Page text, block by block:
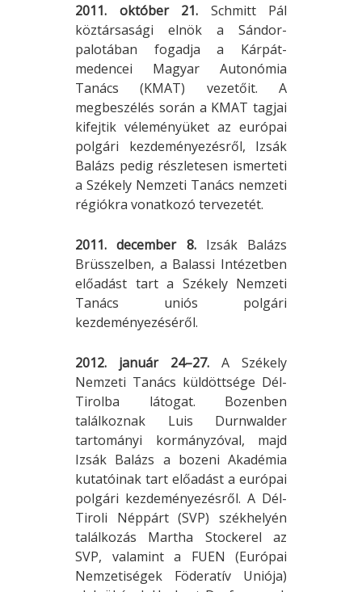
2011. október 21. Schmitt Pál
köztársasági elnök a Sándor-
palotában fogadja a Kárpát-
medencei Magyar Autonómia
Tanács (KMAT) vezetőit. A
megbeszélés során a KMAT tagjai
kifejtik véleményüket az európai
polgári kezdeményezésről, Izsák
Balázs pedig részletesen ismerteti
a Székely Nemzeti Tanács nemzeti
régiókra vonatkozó tervezetét.
2011. december 8. Izsák Balázs
Brüsszelben, a Balassi Intézetben
előadást tart a Székely Nemzeti
Tanács uniós polgári
kezdeményezéséről.
2012. január 24–27. A Székely
Nemzeti Tanács küldöttsége Dél-
Tirolba látogat. Bozenben
találkoznak Luis Durnwalder
tartományi kormányzóval, majd
Izsák Balázs a bozeni Akadémia
kutatóinak tart előadást a európai
polgári kezdeményezésről. A Dél-
Tiroli Néppárt (SVP) székhelyén
találkozás Martha Stockerel az
SVP, valamint a FUEN (Európai
Nemzetiségek Föderatív Uniója)